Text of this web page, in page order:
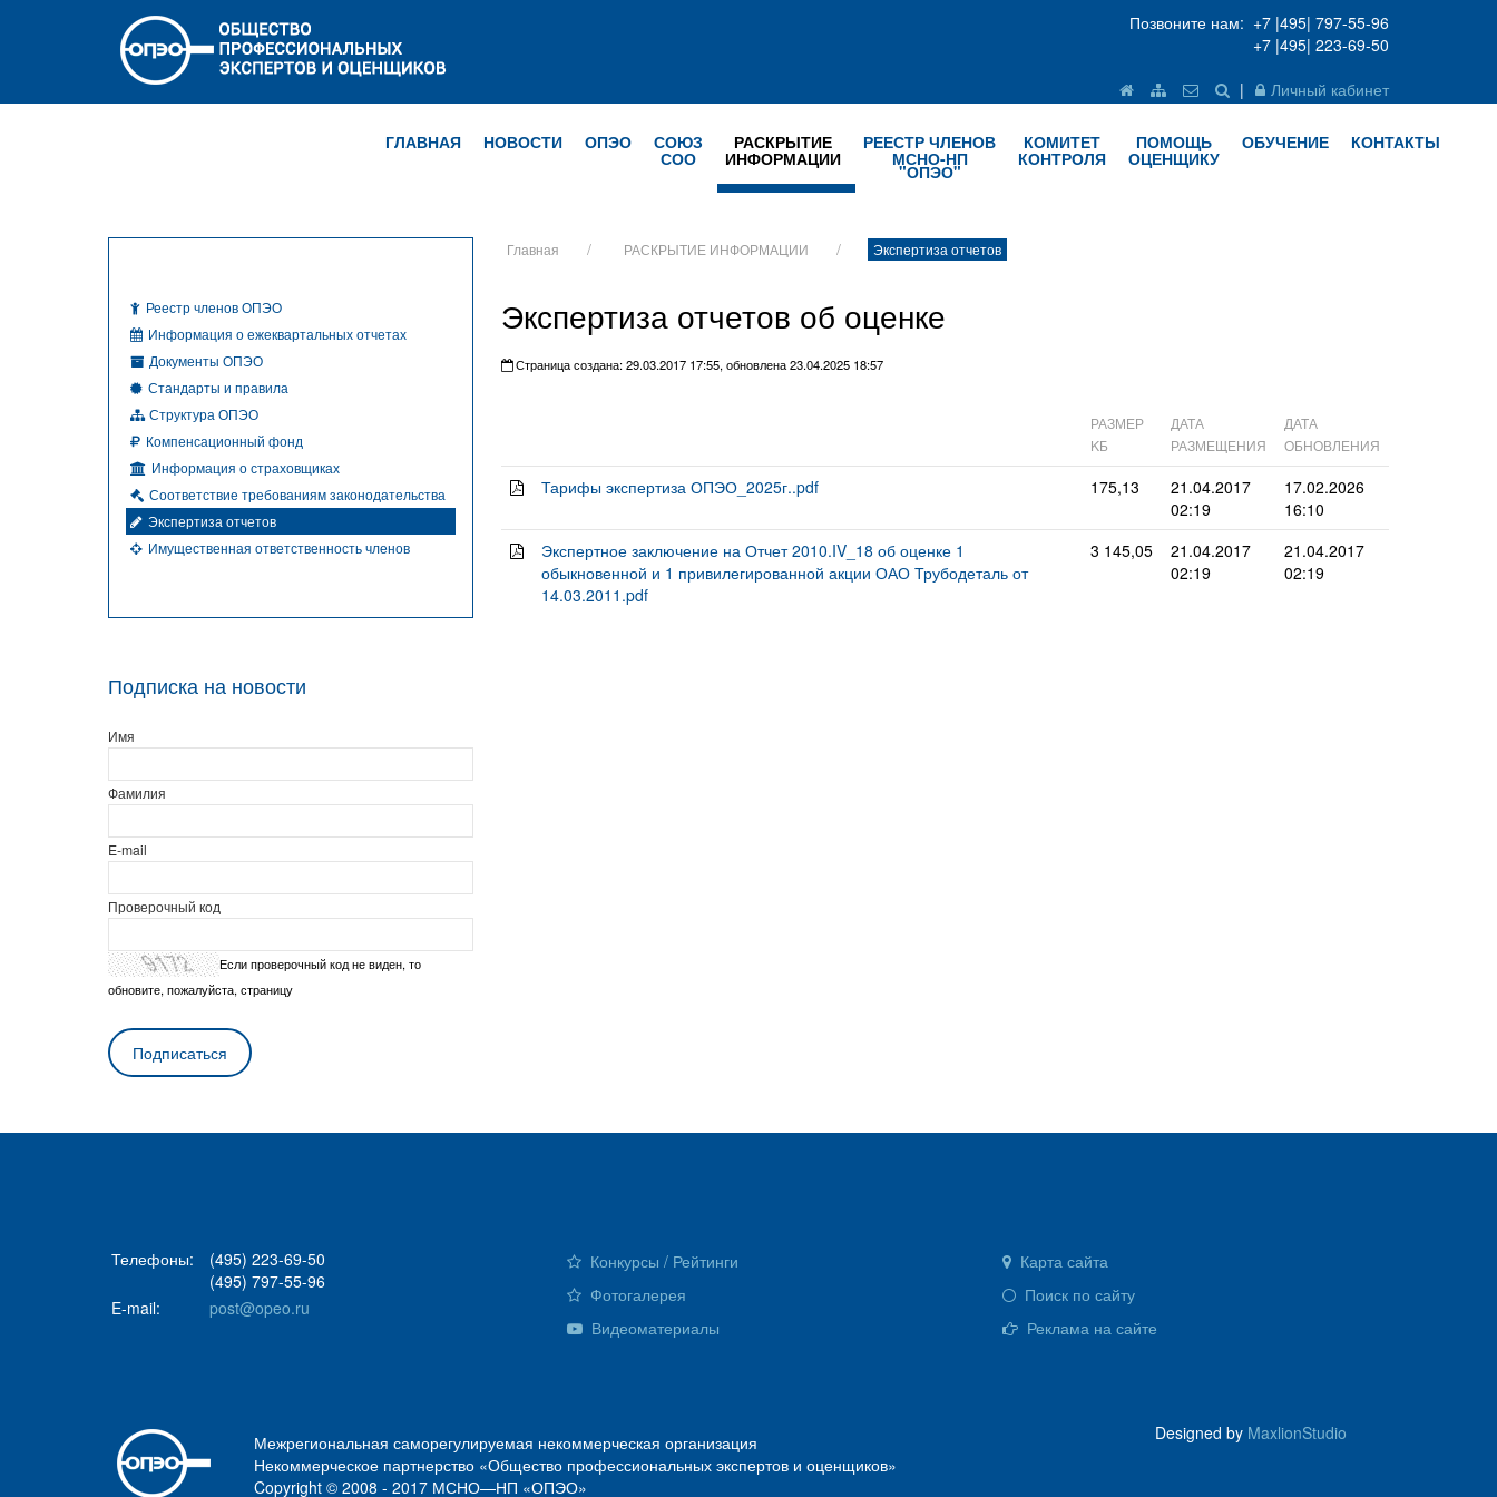
Позвоните нам: +7 |495| 797-55-96
+7 |495| 223-69-50
|
Личный кабинет
ГЛАВНАЯ НОВОСТИ ОПЭО СОЮЗ
СОО
РАСКРЫТИЕ
ИНФОРМАЦИИ
РЕЕСТР ЧЛЕНОВ
МСНО-НП
"ОПЭО"
КОМИТЕТ
КОНТРОЛЯ
ПОМОЩЬ
ОЦЕНЩИКУ
ОБУЧЕНИЕ КОНТАКТЫ
Главная РАСКРЫТИЕ ИНФОРМАЦИИ Экспертиза отчетов
Экспертиза отчетов об оценке
Страница создана: 29.03.2017 17:55, обновлена 23.04.2025 18:57
РАЗМЕР
KБ
ДАТА
РАЗМЕЩЕНИЯ
ДАТА
ОБНОВЛЕНИЯ
Тарифы экспертиза ОПЭО_2025г..pdf 175,13
21.04.2017
02:19
17.02.2026
16:10
Экспертное заключение на Отчет 2010.IV_18 об оценке 1
обыкновенной и 1 привилегированной акции ОАО Трубодеталь от
14.03.2011.pdf
3 145,05
21.04.2017
02:19
21.04.2017
02:19
Реестр членов ОПЭО
Информация о ежеквартальных отчетах
Документы ОПЭО
Стандарты и правила
Структура ОПЭО
Компенсационный фонд
Информация о страховщиках
Соответствие требованиям законодательства
Экспертиза отчетов
Имущественная ответственность членов
Подписка на новости
Имя
Фамилия
E-mail
Проверочный код
Если проверочный код не виден, то
обновите, пожалуйста, страницу
Телефоны:
(495) 223-69-50
(495) 797-55-96
E-mail:
post@opeo.ru
Конкурсы / Рейтинги
Фотогалерея
Видеоматериалы
Карта сайта
Поиск по сайту
Реклама на сайте
Межрегиональная саморегулируемая некоммерческая организация
Некоммерческое партнерство «Общество профессиональных экспертов и оценщиков»
Copyright © 2008 - 2017 МСНО—НП «ОПЭО»
Designed by MaxlionStudio